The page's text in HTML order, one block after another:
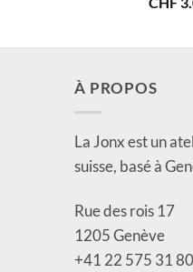
À PROPOS
La Jonx est un
suisse, basé à
Rue des rois 17
1205 Genève
+41 22 575 31 80